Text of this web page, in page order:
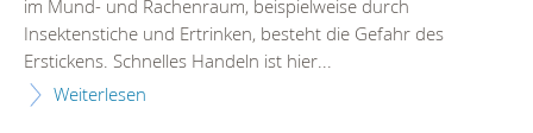
im Mund- und Rachenraum, beispielweise durch
Insektenstiche und Ertrinken, besteht die Gefahr des
Erstickens. Schnelles Handeln ist hier...
Weiterlesen